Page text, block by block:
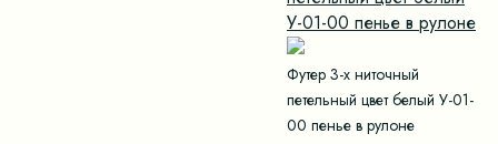
Футер 3-х ниточный
петельный цвет белый У-01-
00 пенье в рулоне